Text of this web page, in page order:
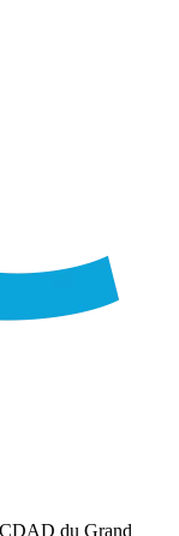
CDAD du Grand